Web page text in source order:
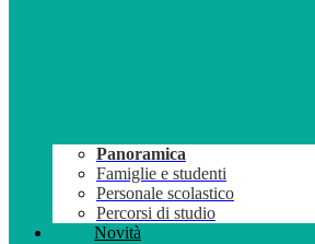
Panoramica
Famiglie e studenti
Personale scolastico
Percorsi di studio
Novità